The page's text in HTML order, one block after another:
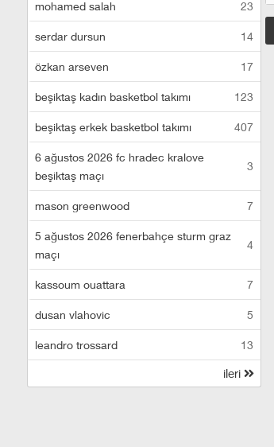
mohamed salah 23
serdar dursun 14
özkan arseven 17
beşiktaş kadın basketbol takımı 123
beşiktaş erkek basketbol takımı 407
6 ağustos 2026 fc hradec kralove
beşiktaş maçı
3
mason greenwood 7
5 ağustos 2026 fenerbahçe sturm graz
maçı
4
kassoum ouattara 7
dusan vlahovic 5
leandro trossard 13
ileri